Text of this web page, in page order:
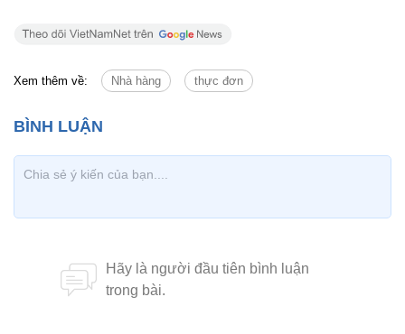
Xem thêm về: Nhà hàng thực đơn